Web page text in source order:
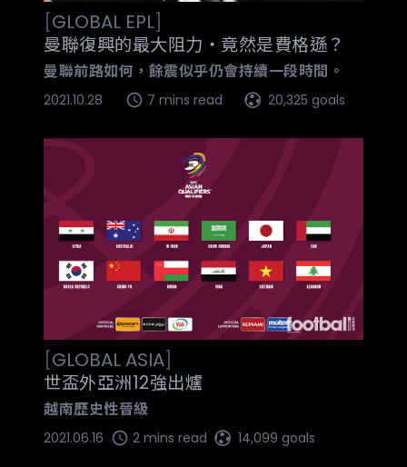
[GLOBAL EPL]
曼聯復興的最大阻力‧竟然是費格遜？
曼聯前路如何，餘震似乎仍會持續一段時間。
2021.10.28 7 mins read 20,325 goals
[GLOBAL ASIA]
世盃外亞洲12強出爐
越南歷史性晉級
2021.06.16 2 mins read 14,099 goals